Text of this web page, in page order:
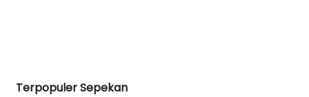
Terpopuler Sepekan